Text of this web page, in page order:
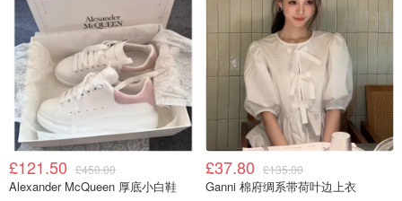
£121.50 £450.00
Alexander McQueen 厚底小白鞋
£37.80 £135.00
Ganni 棉府绸系带荷叶边上衣